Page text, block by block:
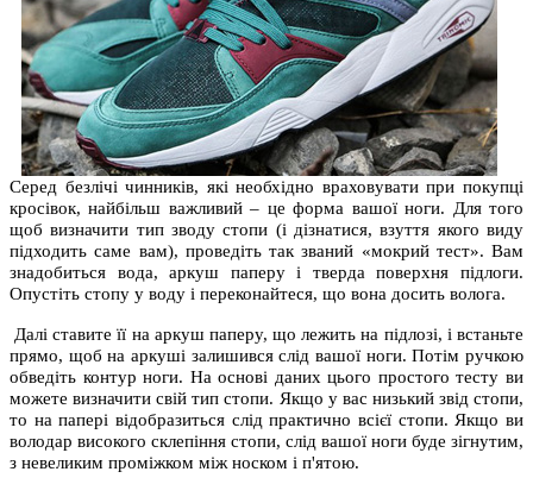
Серед безлічі чинників, які необхідно враховувати при покупці
кросівок, найбільш важливий – це форма вашої ноги. Для того
щоб визначити тип зводу стопи (і дізнатися, взуття якого виду
підходить саме вам), проведіть так званий «мокрий тест». Вам
знадобиться вода, аркуш паперу і тверда поверхня підлоги.
Опустіть стопу у воду і переконайтеся, що вона досить волога.
Далі ставите її на аркуш паперу, що лежить на підлозі, і встаньте
прямо, щоб на аркуші залишився слід вашої ноги. Потім ручкою
обведіть контур ноги. На основі даних цього простого тесту ви
можете визначити свій тип стопи. Якщо у вас низький звід стопи,
то на папері відобразиться слід практично всієї стопи. Якщо ви
володар високого склепіння стопи, слід вашої ноги буде зігнутим,
з невеликим проміжком між носком і п'ятою.